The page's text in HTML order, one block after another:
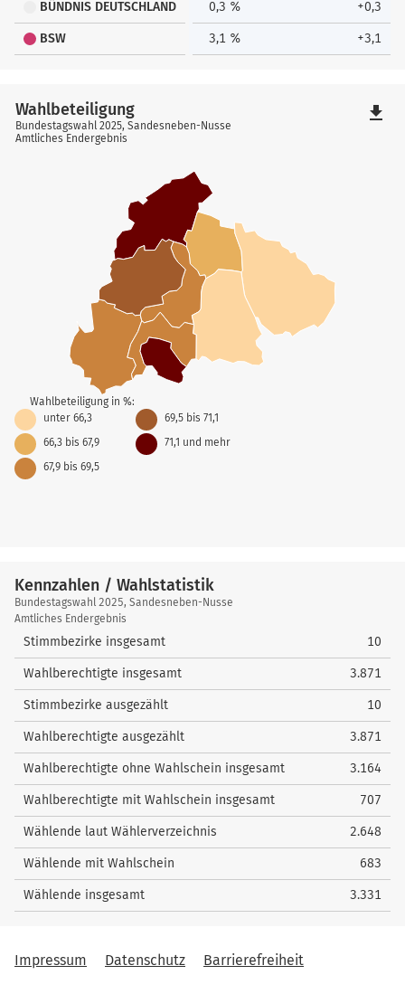
BÜNDNIS DEUTSCHLAND 0,3 % +0,3
BSW 3,1 % +3,1
Wahlbeteiligung
Bundestagswahl 2025, Sandesneben-Nusse
Amtliches Endergebnis
Wahlbeteiligung in %:
unter 66,3
66,3 bis 67,9
67,9 bis 69,5
69,5 bis 71,1
71,1 und mehr
file_download
Kennzahlen / Wahlstatistik
Kennzahlen
/
Wahlstatistik
Bundestagswahl 2025, Sandesneben-Nusse
Amtliches Endergebnis
Stimmbezirke insgesamt 10
Wahlberechtigte insgesamt 3.871
Stimmbezirke ausgezählt 10
Wahlberechtigte ausgezählt 3.871
Wahlberechtigte ohne Wahlschein insgesamt 3.164
Wahlberechtigte mit Wahlschein insgesamt 707
Wählende laut Wählerverzeichnis 2.648
Wählende mit Wahlschein 683
Wählende insgesamt 3.331
Impressum Datenschutz Barrierefreiheit